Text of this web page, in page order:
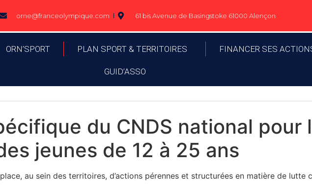
orne@franceolympique.com 61 bis Avenue de Basingstoke 61000 Alençon
ORN’SPORT PLAN SPORT & TERRITOIRES FINANCER SES
GUID’ASSO
du CNDS national pour
jeunes de 12 à 25 ans
au sein des territoires, d’actions pérennes et structurées en matière de lutte